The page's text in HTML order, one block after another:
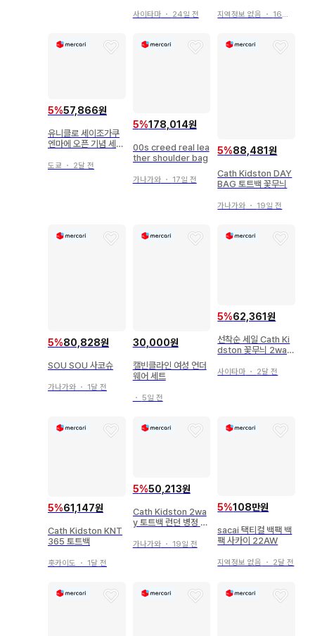
사이타마・ 24일 전 지역정보 없음 ・ 16일 전
5%57,866원
유니클로 세이조가쿠
엔마에 오픈 기념 세이
도쿄 ・ 2달 전
5%178,014원
00s creed real lea
ther shoulder bag
가나가와・ 17일 전
5%88,481원
Cath Kidston DAY
BAG 토트백 꽃무늬
가나가와 ・ 19일 전
5%80,828원
SOU SOU 사코슈
가나가와 ・ 1달 전
30,000원
캘빈클라인 여성 언더
웨어 세트
・ 5일 전
5%62,361원
선착순 세일 Cath Ki
dston 꽃무늬 2way
사이타마 ・ 2달 전
5%61,147원
Cath Kidston KNT
365 토트백
홋카이도 ・ 1달 전
5%50,213원
Cath Kidston 2wa
y 토트백 런던 병정 패
가나가와・ 19일 전
5%108만원
sacai 택티컬 백팩 백
팩 사카이 22AW
지역정보 없음 ・ 2달 전